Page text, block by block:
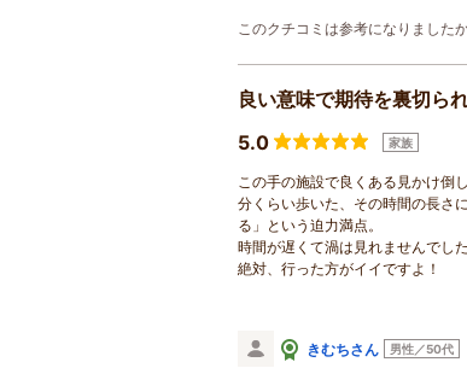
このクチコミは参考になりました
良い意味で期待を裏切ら
5.0
家族
この手の施設で良くある見かけ倒
分くらい歩いた、その時間の長さ
る」という迫力満点。
時間が遅くて渦は見れませんでし
絶対、行った方がイイですよ！
きむちさん 男性／50代